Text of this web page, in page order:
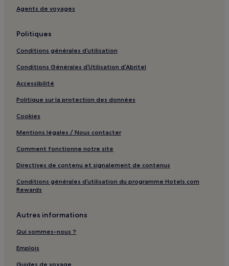
Agents de voyages
Politiques
Conditions générales d’utilisation
Conditions Générales d’Utilisation d’Abritel
Accessibilité
Politique sur la protection des données
Cookies
Mentions légales / Nous contacter
Comment fonctionne notre site
Directives de contenu et signalement de contenus
Conditions générales d’utilisation du programme Hotels.com
Rewards
Autres informations
Qui sommes-nous ?
Emplois
Guides de voyage